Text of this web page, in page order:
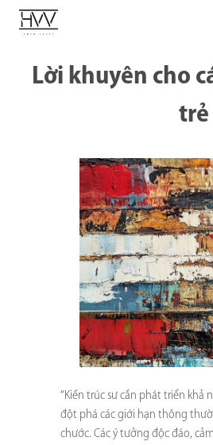
Lời khuyên cho
trẻ
“Kiến trúc sư cần phát triển khả
đột phá các giới hạn thông
chước. Các ý tưởng độc đáo,